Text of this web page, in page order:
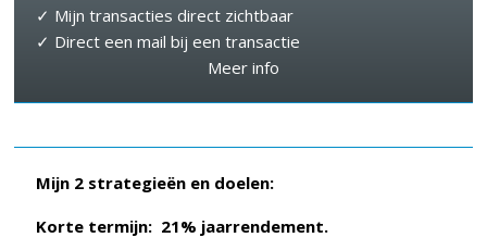
✓ Mijn transacties direct zichtbaar
✓ Direct een mail bij een transactie
Meer info
Mijn 2 strategieën en doelen:
Korte termijn: 21% jaarrendement.